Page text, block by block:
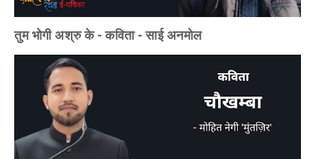
तुम भोगी अश्रु के - कविता - साई अनमोल